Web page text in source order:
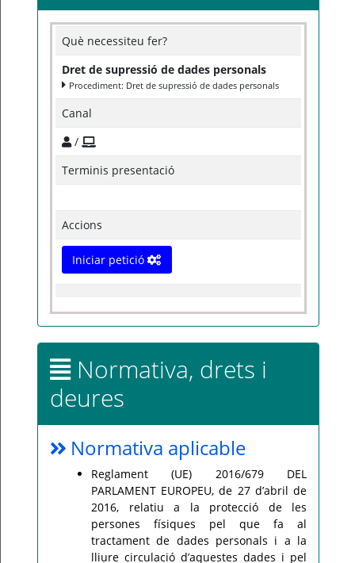
Què necessiteu fer?
Dret de supressió de dades personals
Procediment: Dret de supressió de dades personals
Canal
/
Terminis presentació
Accions
Iniciar petició
Normativa, drets i
deures
Normativa aplicable
Reglament (UE) 2016/679 DEL
PARLAMENT EUROPEU, de 27 d’abril de
2016, relatiu a la protecció de les
persones físiques pel que fa al
tractament de dades personals i a la
lliure circulació d’aquestes dades i pel